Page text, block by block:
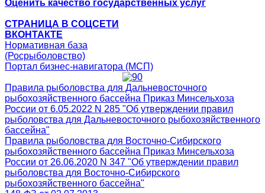
Оценить качество государственных услуг
СТРАНИЦА В СОЦСЕТИ
ВКОНТАКТЕ
Нормативная база
(Росрыболовство)
Портал бизнес-навигатора (МСП)
Правила рыболовства для Дальневосточного
рыбохозяйственного бассейна Приказ Минсельхоза
России от 6.05.2022 N 285 "Об утверждении правил
рыболовства для Дальневосточного рыбохозяйственного
бассейна"
Правила рыболовства для Восточно-Сибирского
рыбохозяйственного бассейна Приказ Минсельхоза
России от 26.06.2020 N 347 "Об утверждении правил
рыболовства для Восточно-Сибирского
рыбохозяйственного бассейна"